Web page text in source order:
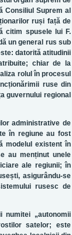
Consiliul Suprem al
ruși față de
citim spusele lui F.
un general rus sub
datorită atitudinii
chiar de la
rolul în procesul
ruse din
guvernului regional
administrative de
în regiune au fost
modelul existent în
au menținut unele
ale regiunii; în
asigurându-se
rusesc de
„autonomii
satelor; este